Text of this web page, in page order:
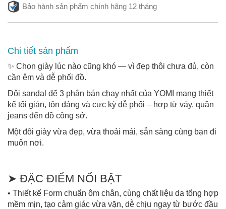
Bảo hành sản phẩm chính hãng 12 tháng
Chi tiết sản phẩm
✨ Chọn giày lúc nào cũng khó — vì đẹp thôi chưa đủ, còn
cần êm và dễ phối đồ.
Đôi sandal đế 3 phân bán chạy nhất của YOMI mang thiết
kế tối giản, tôn dáng và cực kỳ dễ phối – hợp từ váy, quần
jeans đến đồ công sở.
Một đôi giày vừa đẹp, vừa thoải mái, sẵn sàng cùng bạn đi
muôn nơi.
➤ ĐẶC ĐIỂM NỔI BẬT
• Thiết kế Form chuẩn ôm chân, cùng chất liệu da tổng hợp
mềm mịn, tạo cảm giác vừa vặn, dễ chịu ngay từ bước đầu